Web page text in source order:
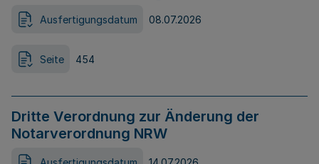
Ausfertigungsdatum 08.07.2026
Seite 454
Dritte Verordnung zur Änderung der
Notarverordnung NRW